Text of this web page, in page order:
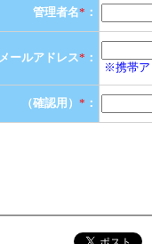
管理者名* ：
メールアドレス* ：
※携帯ア
（確認用） * ：